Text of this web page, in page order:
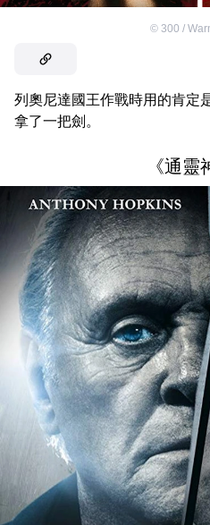
© 300 /
列奧尼達國王作戰時用的肯定
拿了一把劍。
《通靈